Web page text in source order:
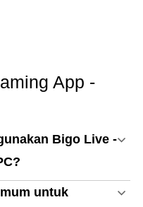
App -
Bigo Live -
untuk